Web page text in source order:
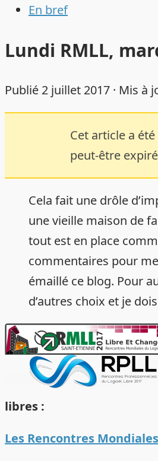
En bref
Lundi RMLL,
Publié 2 juillet 2017 · Mis à
Cet article a
peut-être
Cela fait une drôle
une vieille maison de
tout est en place
commentaires pour
émaillé ce blog. Pour
d’autres choix et je
libres :
Les Rencontres